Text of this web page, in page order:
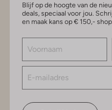
Blijf op de hoogte van de
deals, speciaal voor jou.
en maak kans op € 150,-